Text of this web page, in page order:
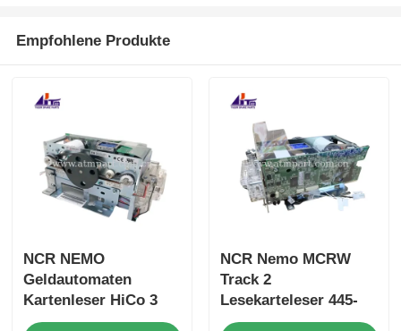
Empfohlene Produkte
NCR NEMO
Geldautomaten
Kartenleser HiCo 3
Track SMART 445-
NCR Nemo MCRW
Track 2
Lesekarteleser 445-
0765158 4450765158